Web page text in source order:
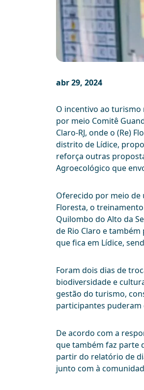
abr 29, 2024
O incentivo ao turismo
por meio Comitê
Claro-RJ, onde o (Re)
distrito de Lídice,
reforça outras
Agroecológico que
Oferecido por meio de
Floresta, o
Quilombo do Alto da
de Rio Claro e
que fica em Lídice,
Foram dois dias de
biodiversidade e
gestão do turismo,
participantes
De acordo com a
que também faz parte
partir do relatório de
junto com à